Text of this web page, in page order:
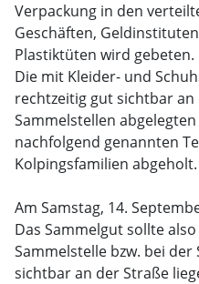
Verpackung in den
Geschäften,
Plastiktüten wird gebeten.
Die mit Kleider- und
rechtzeitig gut sichtbar an
Sammelstellen
nachfolgend genannten
Kolpingsfamilien abgeholt.
Am Samstag, 14.
Das Sammelgut sollte
Sammelstelle bzw. bei
sichtbar an der Straße